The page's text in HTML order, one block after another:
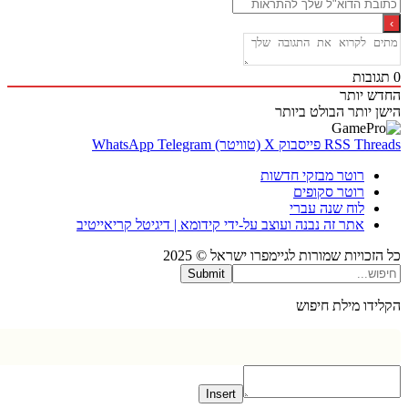
יותר
יותר הבולט ביותר
RSS פייסבוק X (טוויטר) WhatsApp Telegram
רוטר מבזקי חדשות
רוטר סקופים
לוח שנה עברי
אתר זה נבנה ועוצב על-ידי קידומא | דיגיטל קריאייטיב
שמורות לגיימפרו ישראל © 2025
Submit
מילת חיפוש
Insert